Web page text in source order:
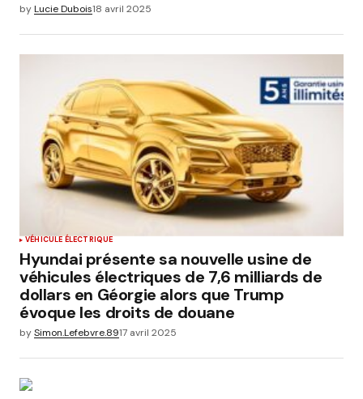
byLucie Dubois18 avril 2025
VÉHICULE ÉLECTRIQUE
Hyundai présente sa nouvelle usine de
véhicules électriques de 7,6 milliards de
dollars en Géorgie alors que Trump
évoque les droits de douane
bySimon.Lefebvre.8917 avril 2025